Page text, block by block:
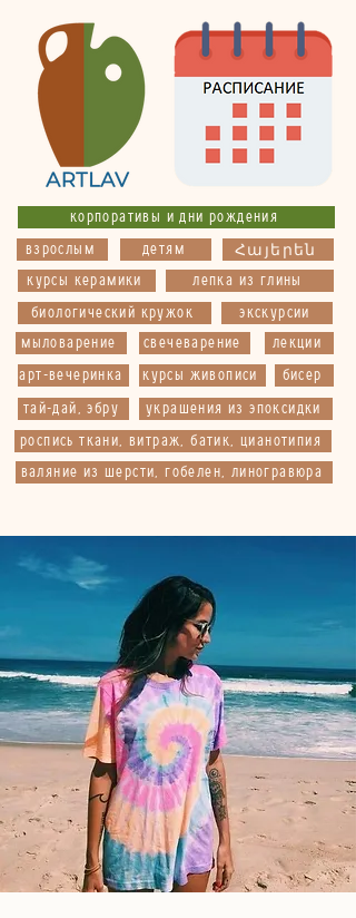
корпоративы и дни рождения
детям
взрослым Հայերեն
украшения из эпоксидки
мыловарение свечеварение
арт-вечеринка бисер
тай-дай, эбру
экскурсии
лепка из глины
роспись ткани, витраж, батик, цианотипия
курсы живописи
лекции
биологический кружок
курсы керамики
валяние из шерсти, гобелен, линогравюра